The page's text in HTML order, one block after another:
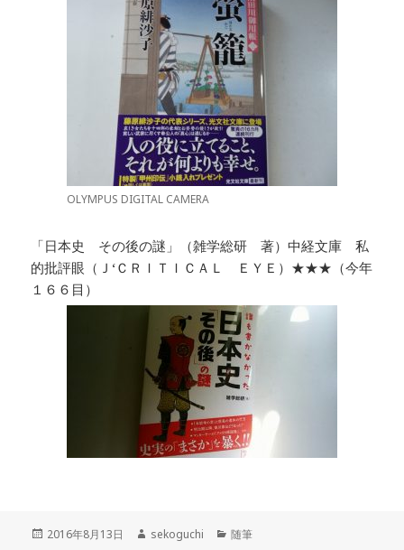
OLYMPUS DIGITAL CAMERA
「日本史 その後の謎」（雑学総研 著）中経文庫 私
的批評眼（Ｊ‘ＣＲＩＴＩＣＡＬ ＥＹＥ）★★★（今年
１６６目）
投
2016年8月13日
作
sekoguchi
カ
随筆